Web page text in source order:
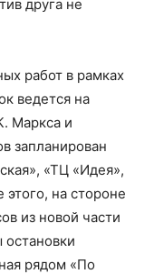
друга не
работ в рамках
ведется на
Маркса и
запланирован
«ТЦ «Идея»,
на стороне
из новой части
остановки
рядом «По